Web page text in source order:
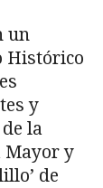
un
Histórico
y
la
Mayor y
de